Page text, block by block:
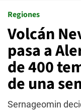
Regiones
Volcán
pasa a
de 400
de una
Sernageomin